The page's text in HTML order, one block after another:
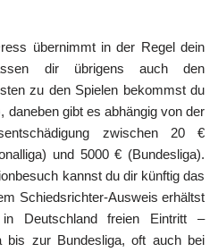
übernimmt in der Regel dein
dir übrigens auch den
zu den Spielen bekommst du
daneben gibt es abhängig von der
zwischen 20 €
und 5000 € (Bundesliga).
kannst du dir künftig das
Schiedsrichter-Ausweis erhältst
Deutschland freien Eintritt –
bis zur Bundesliga, oft auch bei